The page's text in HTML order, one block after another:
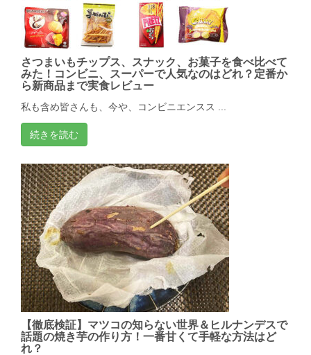
さつまいもチップス、スナック、お菓子を食べ比べて
みた！コンビニ、スーパーで人気なのはどれ？定番か
ら新商品まで実食レビュー
私も含め皆さんも、今や、コンビニエンスス ...
続きを読む
【徹底検証】マツコの知らない世界＆ヒルナンデスで
話題の焼き芋の作り方！一番甘くて手軽な方法はど
れ？